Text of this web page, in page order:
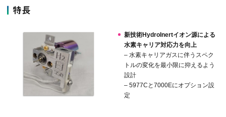
特長
新技術HydroInertイオン源による
水素キャリア対応力を向上
– 水素キャリアガスに伴うスペク
トルの変化を最小限に抑えるよう
設計
– 5977Cと7000Eにオプション設
定